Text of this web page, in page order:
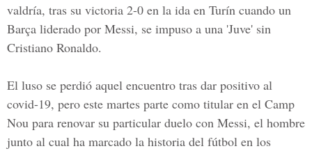
valdría, tras su victoria 2-0 en la ida en Turín cuando un
Barça liderado por Messi, se impuso a una 'Juve' sin
Cristiano Ronaldo.
El luso se perdió aquel encuentro tras dar positivo al
covid-19, pero este martes parte como titular en el Camp
Nou para renovar su particular duelo con Messi, el hombre
junto al cual ha marcado la historia del fútbol en los